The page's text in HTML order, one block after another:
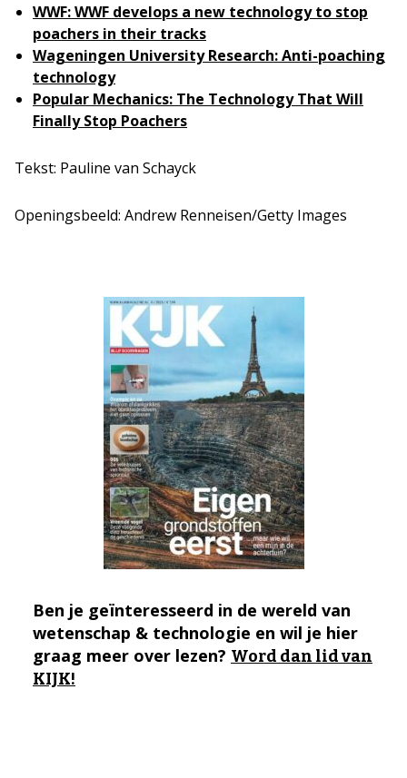
WWF: WWF develops a new technology to stop
poachers in their tracks
Wageningen University Research: Anti-poaching
technology
Popular Mechanics: The Technology That Will
Finally Stop Poachers
Tekst: Pauline van Schayck
Openingsbeeld: Andrew Renneisen/Getty Images
Ben je geïnteresseerd in de wereld van
wetenschap & technologie en wil je hier
graag meer over lezen? Word dan lid van
KIJK!